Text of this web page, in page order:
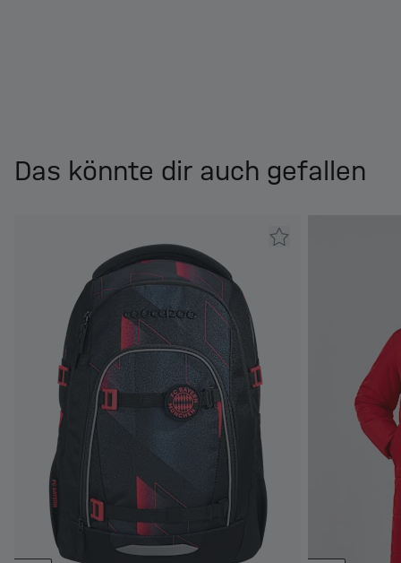
Das könnte dir auch gefallen